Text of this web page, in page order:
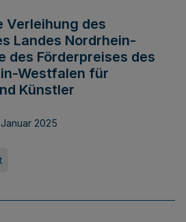
Verleihung des
Landes Nordrhein-
des Förderpreises des
Westfalen für
Künstler
2025